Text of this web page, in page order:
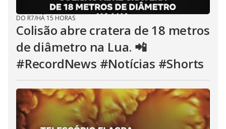
DO R7/HÁ 15 HORAS
Colisão abre cratera de 18 metros
de diâmetro na Lua. 📲
#RecordNews #Notícias #Shorts